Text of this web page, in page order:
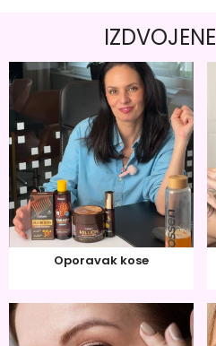
IZDVOJENE
Oporavak kose